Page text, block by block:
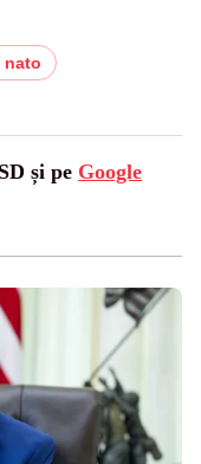
nato
și pe Google